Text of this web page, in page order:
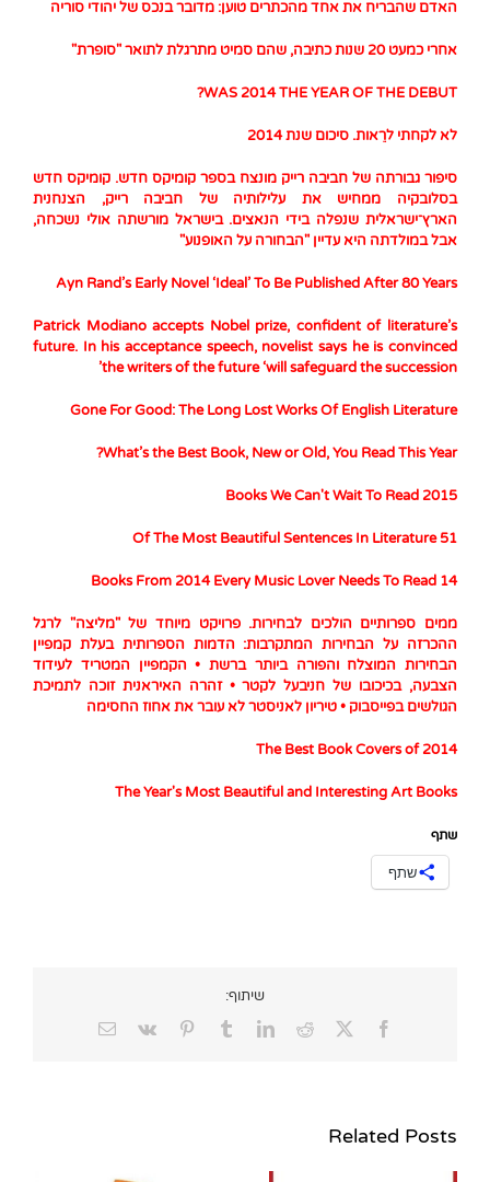
האדם שהבריח את אחד מהכתרים טוען: מדובר בנכס של יהודי סוריה
אחרי כמעט 20 שנות כתיבה, שהם סמיט מתרגלת לתואר "סופרת"
WAS 2014 THE YEAR OF THE DEBUT?
לא לקחתי לרֵאות. סיכום שנת 2014
סיפור גבורתה של חביבה רייק מונצח בספר קומיקס חדש. קומיקס חדש
בסלובקיה ממחיש את עלילותיה של חביבה רייק, הצנחנית
הארץ־ישראלית שנפלה בידי הנאצים. בישראל מורשתה אולי נשכחה,
אבל במולדתה היא עדיין "הבחורה על האופנוע"
Ayn Rand’s Early Novel ‘Ideal’ To Be Published After 80 Years
Patrick Modiano accepts Nobel prize, confident of literature’s
future. In his acceptance speech, novelist says he is convinced
the writers of the future ‘will safeguard the succession’
Gone For Good: The Long Lost Works Of English Literature
What’s the Best Book, New or Old, You Read This Year?
2015 Books We Can't Wait To Read
51 Of The Most Beautiful Sentences In Literature
14 Books From 2014 Every Music Lover Needs To Read
ממים ספרותיים הולכים לבחירות. פרויקט מיוחד של "מליצה" לרגל
ההכרזה על הבחירות המתקרבות: הדמות הספרותית בעלת קמפיין
הבחירות המוצלח והפורה ביותר ברשת • הקמפיין המטריד לעידוד
הצבעה, בכיכובו של חניבעל לקטר • זהרה האיראנית זוכה לתמיכת
הגולשים בפייסבוק • טיריון לאניסטר לא עובר את אחוז החסימה
The Best Book Covers of 2014
The Year's Most Beautiful and Interesting Art Books
שתף
שתף
שיתוף:
Facebook
X
Reddit
LinkedIn
Tumblr
Pinterest
Vk
Email
Related Posts